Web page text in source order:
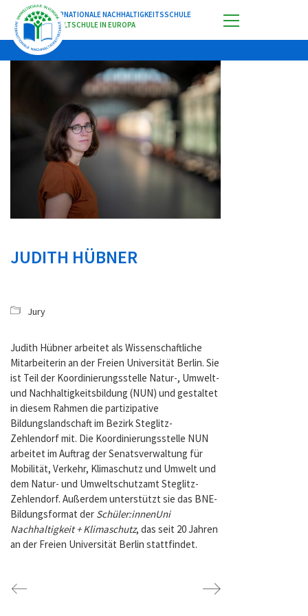
INTERNATIONALE NACHHALTIGKEITSSCHULE
UMWELTSCHULE IN EUROPA
JUDITH HÜBNER
Jury
Judith Hübner arbeitet als Wissenschaftliche
Mitarbeiterin an der Freien Universität Berlin. Sie
ist Teil der Koordinierungsstelle Natur-, Umwelt-
und Nachhaltigkeitsbildung (NUN) und gestaltet
in diesem Rahmen die partizipative
Bildungslandschaft im Bezirk Steglitz-
Zehlendorf mit. Die Koordinierungsstelle NUN
arbeitet im Auftrag der Senatsverwaltung für
Mobilität, Verkehr, Klimaschutz und Umwelt und
dem Natur- und Umweltschutzamt Steglitz-
Zehlendorf. Außerdem unterstützt sie das BNE-
Bildungsformat der Schüler:innenUni
Nachhaltigkeit + Klimaschutz, das seit 20 Jahren
an der Freien Universität Berlin stattfindet.